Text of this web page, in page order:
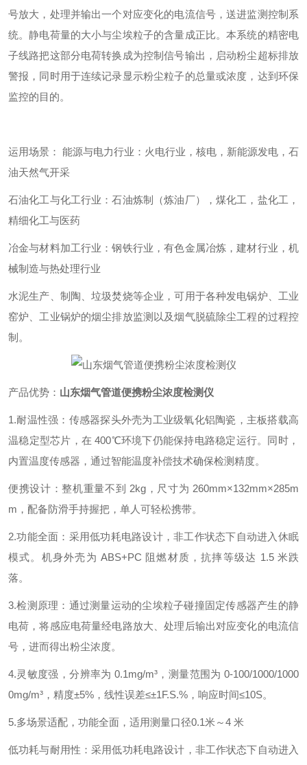
号放大，处理并输出一个对应变化的电流信号，送进监测控制系
统。静电荷量的大小与尘埃粒子的含量成正比。本系统的精密电
子线路把这部分电荷转换成为控制信号输出，启动粉尘超标排放
警报，同时用于连续记录显示粉尘粒子的总量或浓度，达到环保
监控的目的。
运用场景： 能源与电力行业：火电行业，核电，新能源发电，石
油天然气开采
石油化工与化工行业：石油炼制（炼油厂），煤化工，盐化工，
精细化工与医药
冶金与材料加工行业：钢铁行业，有色金属冶炼，建材行业，机
械制造与热处理行业
水泥生产、制陶、垃圾焚烧等企业，可用于各种发电锅炉、工业
窑炉、工业锅炉的烟尘排放监测以及烟气脱硫除尘工程的过程控
制。
产品优势： 山东烟气管道便携粉尘浓度检测仪
1.耐温性强：传感器探头外壳为工业级氧化铝陶瓷，主板搭载高
温稳定型芯片，在 400℃环境下仍能保持电路稳定运行。同时，
内置温度传感器，通过智能温度补偿技术确保检测精度。
便携设计：整机重量不到 2kg，尺寸为 260mm×132mm×285m
m，配备防滑手持握把，单人可轻松携带。
2.功能全面：采用低功耗电路设计，非工作状态下自动进入休眠
模式。机身外壳为 ABS+PC 阻燃材质，抗摔等级达 1.5 米跌
落。
3.检测原理：通过测量运动的尘埃粒子碰撞固定传感器产生的静
电荷，将感应电荷量经电路放大、处理后输出对应变化的电流信
号，进而得出粉尘浓度。
4.灵敏度强，分辨率为 0.1mg/m³，测量范围为 0-100/1000/1000
0mg/m³，精度±5%，线性误差≤±1F.S.%，响应时间≤10S。
5.多场景适配，功能全面，适用测量口径0.1米～4 米
低功耗与耐用性：采用低功耗电路设计，非工作状态下自动进入